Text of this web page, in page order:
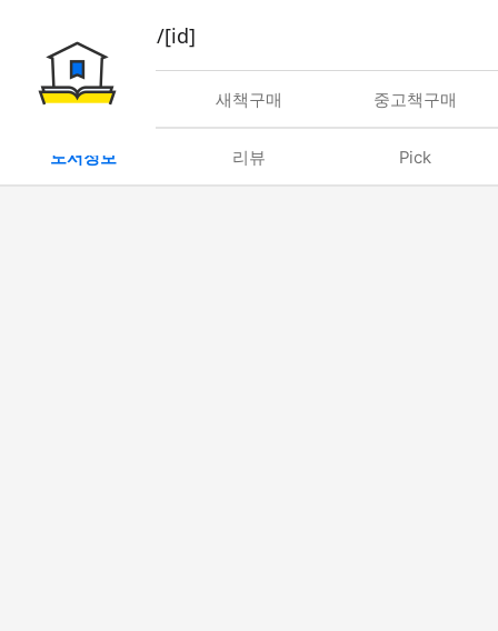
book/rent/[id]
대여 새책구매 중고책구매
도서정보 리뷰 Pick